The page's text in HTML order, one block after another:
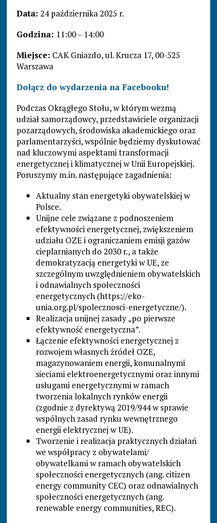
Data: 24 października 2025 r.
Godzina: 11:00 – 14:00
Miejsce: CAK Gniazdo, ul. Krucza 17, 00-525
Warszawa
Dołącz do wydarzenia na Facebooku!
Podczas Okrągłego Stołu, w którym wezmą
udział samorządowcy, przedstawiciele organizacji
pozarządowych, środowiska akademickiego oraz
parlamentarzyści, wspólnie będziemy dyskutować
nad kluczowymi aspektami transformacji
energetycznej i klimatycznej w Unii Europejskiej.
Poruszymy m.in. następujące zagadnienia:
Aktualny stan energetyki obywatelskiej w
Polsce.
Unijne cele związane z podnoszeniem
efektywności energetycznej, zwiększeniem
udziału OZE i ograniczaniem emisji gazów
cieplarnianych do 2030 r., a także
demokratyzacją energetyki w UE, ze
szczególnym uwzględnieniem obywatelskich
i odnawialnych społeczności
energetycznych (https://eko-
unia.org.pl/spolecznosci-energetyczne/).
Realizacja unijnej zasady „po pierwsze
efektywność energetyczna”.
Łączenie efektywności energetycznej z
rozwojem własnych źródeł OZE,
magazynowaniem energii, komunalnymi
sieciami elektroenergetycznymi oraz innymi
usługami energetycznymi w ramach
tworzenia lokalnych rynków energii
(zgodnie z dyrektywą 2019/944 w sprawie
wspólnych zasad rynku wewnętrznego
energii elektrycznej w UE).
Tworzenie i realizacja praktycznych działań
we współpracy z obywatelami/
obywatelkami w ramach obywatelskich
społeczności energetycznych (ang. citizen
energy community CEC) oraz odnawialnych
społeczności energetycznych (ang.
renewable energy communities, REC).